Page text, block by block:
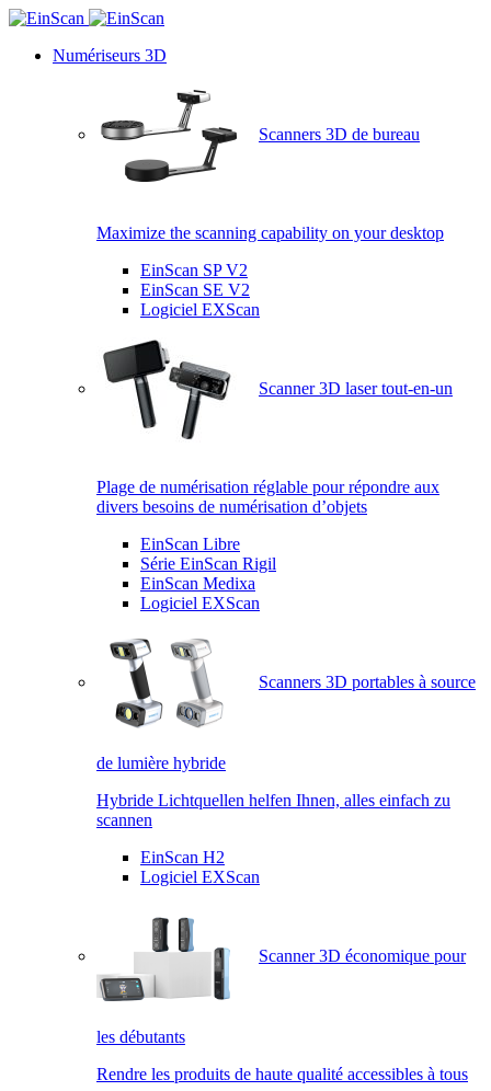
Numériseurs 3D
Scanners 3D de bureau
Maximize the scanning capability on your desktop
EinScan SP V2
EinScan SE V2
Logiciel EXScan
Scanner 3D laser tout-en-un
Plage de numérisation réglable pour répondre aux
divers besoins de numérisation d’objets
EinScan Libre
Série EinScan Rigil
EinScan Medixa
Logiciel EXScan
Scanners 3D portables à source
de lumière hybride
Hybride Lichtquellen helfen Ihnen, alles einfach zu
scannen
EinScan H2
Logiciel EXScan
Scanner 3D économique pour
les débutants
Rendre les produits de haute qualité accessibles à tous